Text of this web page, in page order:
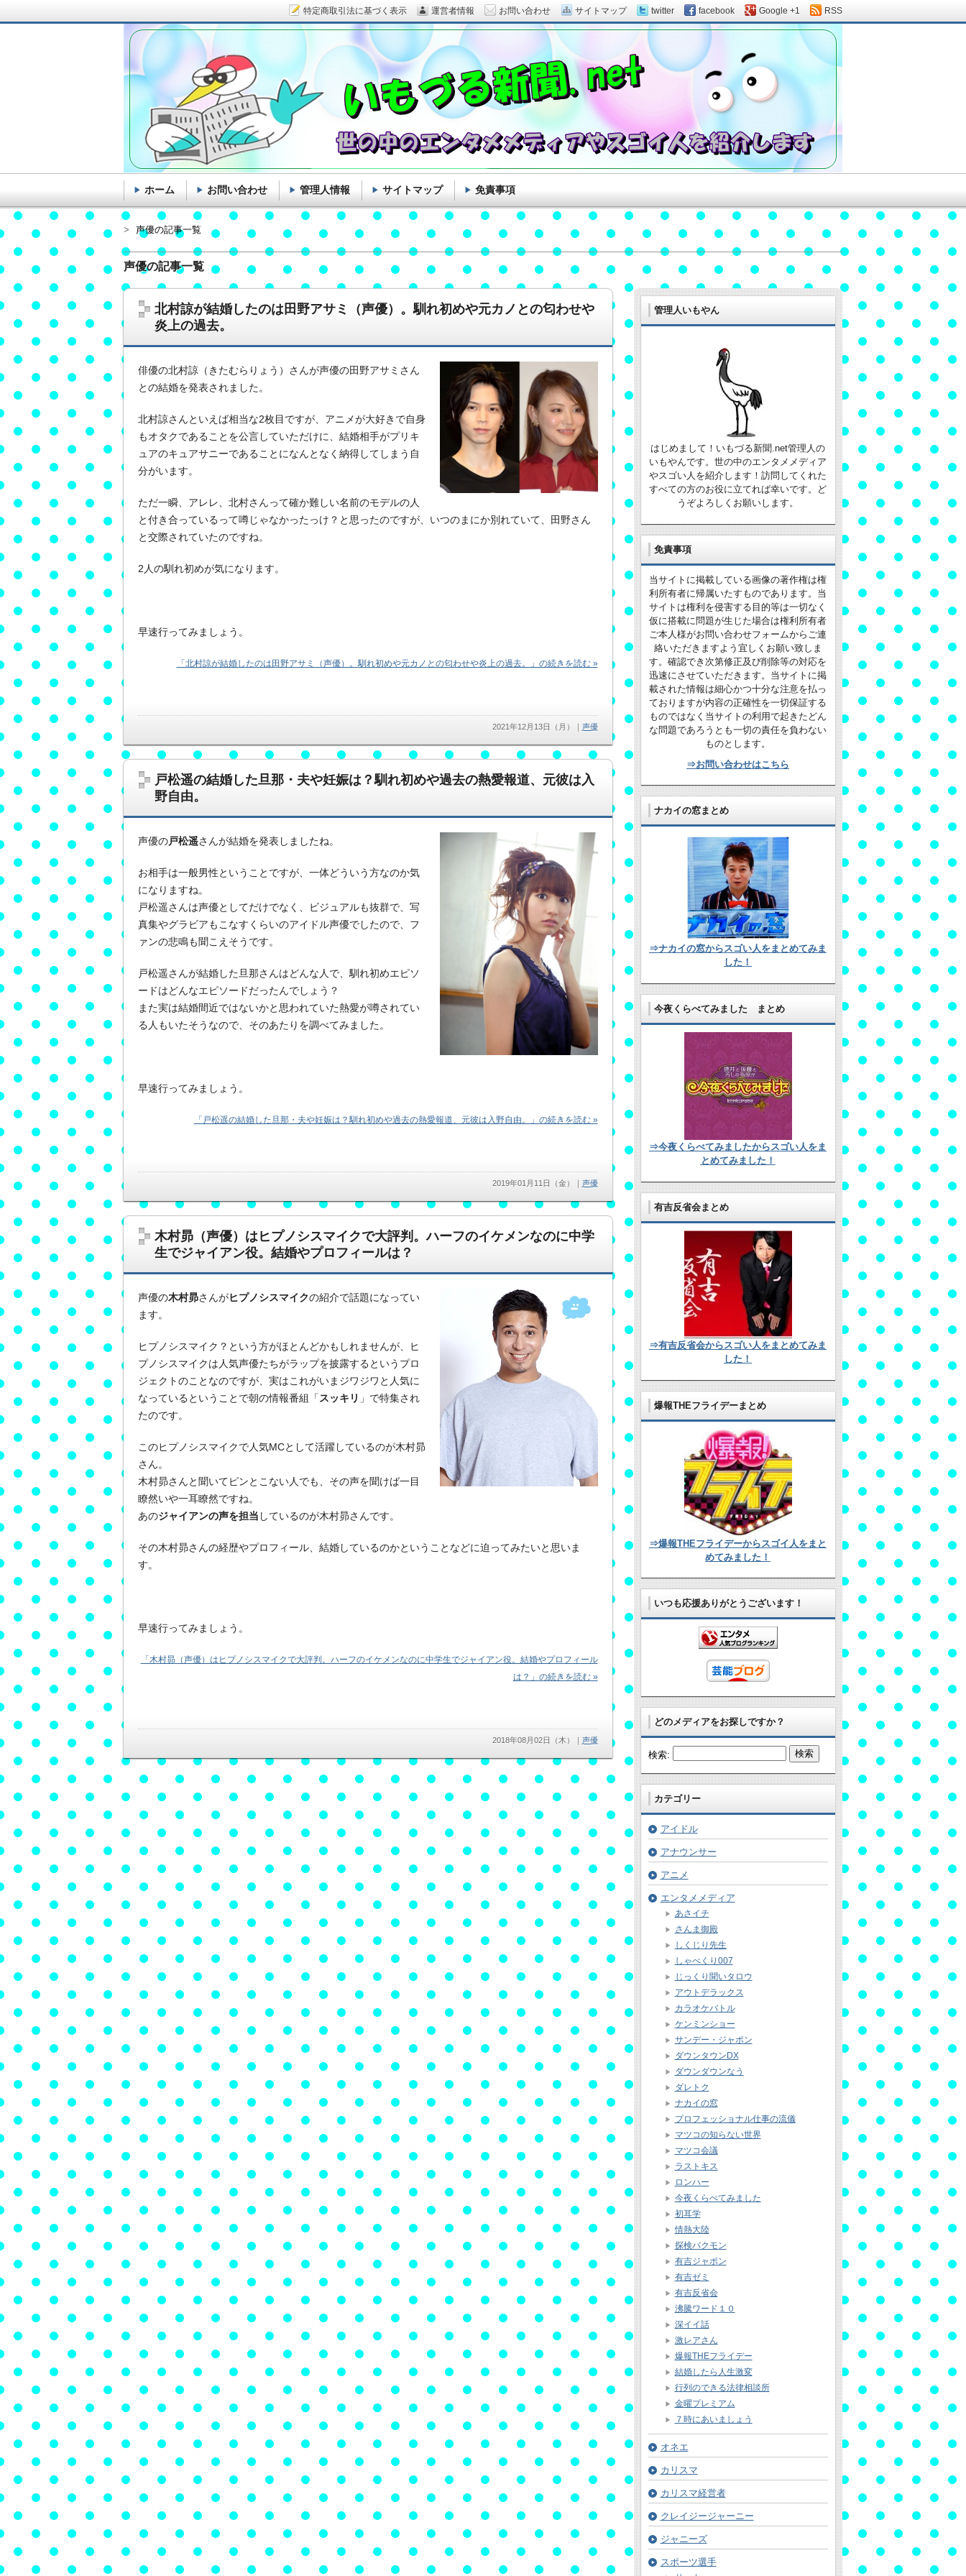
声優の記事一覧
北村諒が結婚したのは田野アサミ（声優）。馴れ初めや元カノとの匂わせや
炎上の過去。
俳優の北村諒（きたむらりょう）さんが声優の田野アサミさん
との結婚を発表されました。
北村諒さんといえば相当な2枚目ですが、アニメが大好きで自身
もオタクであることを公言していただけに、結婚相手がプリキ
ュアのキュアサニーであることになんとなく納得してしまう自
分がいます。
ただ一瞬、アレレ、北村さんって確か難しい名前のモデルの人
と付き合っているって噂じゃなかったっけ？と思ったのですが、いつのまにか別れていて、田野さん
と交際されていたのですね。
2人の馴れ初めが気になります。
早速行ってみましょう。
「北村諒が結婚したのは田野アサミ（声優）。馴れ初めや元カノとの匂わせや炎上の過去。」の続きを読む »
2021年12月13日（月） ｜ 声優
戸松遥の結婚した旦那・夫や妊娠は？馴れ初めや過去の熱愛報道、元彼は入
野自由。
声優の戸松遥さんが結婚を発表しましたね。
お相手は一般男性ということですが、一体どういう方なのか気
になりますね。
戸松遥さんは声優としてだけでなく、ビジュアルも抜群で、写
真集やグラビアもこなすくらいのアイドル声優でしたので、フ
ァンの悲鳴も聞こえそうです。
戸松遥さんが結婚した旦那さんはどんな人で、馴れ初めエピソ
ードはどんなエピソードだったんでしょう？
また実は結婚間近ではないかと思われていた熱愛が噂されてい
る人もいたそうなので、そのあたりを調べてみました。
早速行ってみましょう。
「戸松遥の結婚した旦那・夫や妊娠は？馴れ初めや過去の熱愛報道、元彼は入野自由。」の続きを読む »
2019年01月11日（金） ｜ 声優
木村昴（声優）はヒプノシスマイクで大評判。ハーフのイケメンなのに中学
生でジャイアン役。結婚やプロフィールは？
声優の木村昴さんがヒプノシスマイクの紹介で話題になってい
ます。
ヒプノシスマイク？という方がほとんどかもしれませんが、ヒ
プノシスマイクは人気声優たちがラップを披露するというプロ
ジェクトのことなのですが、実はこれがいまジワジワと人気に
なっているということで朝の情報番組「 スッキリ 」で特集され
たのです。
このヒプノシスマイクで人気MCとして活躍しているのが木村昴
さん。
木村昴さんと聞いてピンとこない人でも、その声を聞けば一目
瞭然いや一耳瞭然ですね。
あのジャイアンの声を担当 しているのが木村昴さんです。
その木村昴さんの経歴やプロフィール、結婚しているのかということなどに迫ってみたいと思いま
す。
早速行ってみましょう。
「木村昴（声優）はヒプノシスマイクで大評判。ハーフのイケメンなのに中学生でジャイアン役。結婚やプロフィール
は？」の続きを読む »
2018年08月02日（木） ｜ 声優
管理人いもやん
はじめまして！いもづる新聞.net管理人の
いもやんです。世の中のエンタメメディア
やスゴい人を紹介します！訪問してくれた
すべての方のお役に立てれば幸いです。ど
うぞよろしくお願いします。
免責事項
当サイトに掲載している画像の著作権は権
利所有者に帰属いたすものであります。当
サイトは権利を侵害する目的等は一切なく
仮に搭載に問題が生じた場合は権利所有者
ご本人様がお問い合わせフォームからご連
絡いただきますよう宜しくお願い致しま
す。確認でき次第修正及び削除等の対応を
迅速にさせていただきます。当サイトに掲
載された情報は細心かつ十分な注意を払っ
ておりますが内容の正確性を一切保証する
ものではなく当サイトの利用で起きたどん
な問題であろうとも一切の責任を負わない
ものとします。
⇒お問い合わせはこちら
ナカイの窓まとめ
⇒ナカイの窓からスゴい人をまとめてみま
した！
今夜くらべてみました まとめ
⇒今夜くらべてみましたからスゴい人をま
とめてみました！
有吉反省会まとめ
⇒有吉反省会からスゴい人をまとめてみま
した！
爆報THEフライデーまとめ
⇒爆報THEフライデーからスゴイ人をまと
めてみました！
いつも応援ありがとうございます！
どのメディアをお探しですか？
検索:
カテゴリー
アイドル
アナウンサー
アニメ
エンタメメディア
あさイチ
さんま御殿
しくじり先生
しゃべくり007
じっくり聞いタロウ
アウトデラックス
カラオケバトル
ケンミンショー
サンデー・ジャポン
ダウンタウンDX
ダウンダウンなう
ダレトク
ナカイの窓
プロフェッショナル仕事の流儀
マツコの知らない世界
マツコ会議
ラストキス
ロンハー
今夜くらべてみました
初耳学
情熱大陸
探検バクモン
有吉ジャポン
有吉ゼミ
有吉反省会
沸騰ワード１０
深イイ話
激レアさん
爆報THEフライデー
結婚したら人生激変
行列のできる法律相談所
金曜プレミアム
７時にあいましょう
オネエ
カリスマ
カリスマ経営者
クレイジージャーニー
ジャニーズ
スポーツ選手
声優の記事一覧
ホーム お問い合わせ 管理人情報 サイトマップ 免責事項
特定商取引法に基づく表示 運営者情報 お問い合わせ サイトマップ twitter facebook Google +1 RSS